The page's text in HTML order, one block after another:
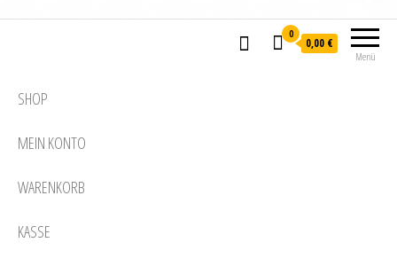
Menü
0
0,00 €
SHOP
MEIN KONTO
WARENKORB
KASSE